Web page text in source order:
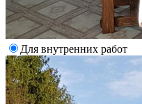
Для внутренних работ